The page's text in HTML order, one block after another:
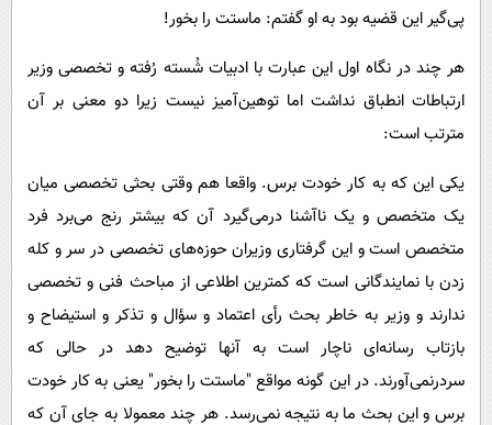
پی‌گیر این قضیه بود به او گفتم: ماستت را بخور!
هر چند در نگاه اول این عبارت با ادبیات شُسته رُفته و تخصصی وزیر
ارتباطات انطباق نداشت اما توهین‌آمیز نیست زیرا دو معنی بر آن
مترتب است:
یکی این که به کار خودت برس. واقعا هم وقتی بحثی تخصصی میان
یک متخصص و یک ناآشنا درمی‌گیرد آن که بیشتر رنج می‌برد فرد
متخصص است و این گرفتاری وزیران حوزه‌های تخصصی در سر و کله
زدن با نمایندگانی است که کمترین اطلاعی از مباحث فنی و تخصصی
ندارند و وزیر به خاطر بحث رأی اعتماد و سؤال و تذکر و استیضاح و
بازتاب رسانه‌ای ناچار است به آنها توضیح دهد در حالی که
سردرنمی‌آورند. در این گونه مواقع "ماستت را بخور" یعنی به کار خودت
برس و این بحث ما به نتیجه نمی‌رسد. هر چند معمولا به جای آن که